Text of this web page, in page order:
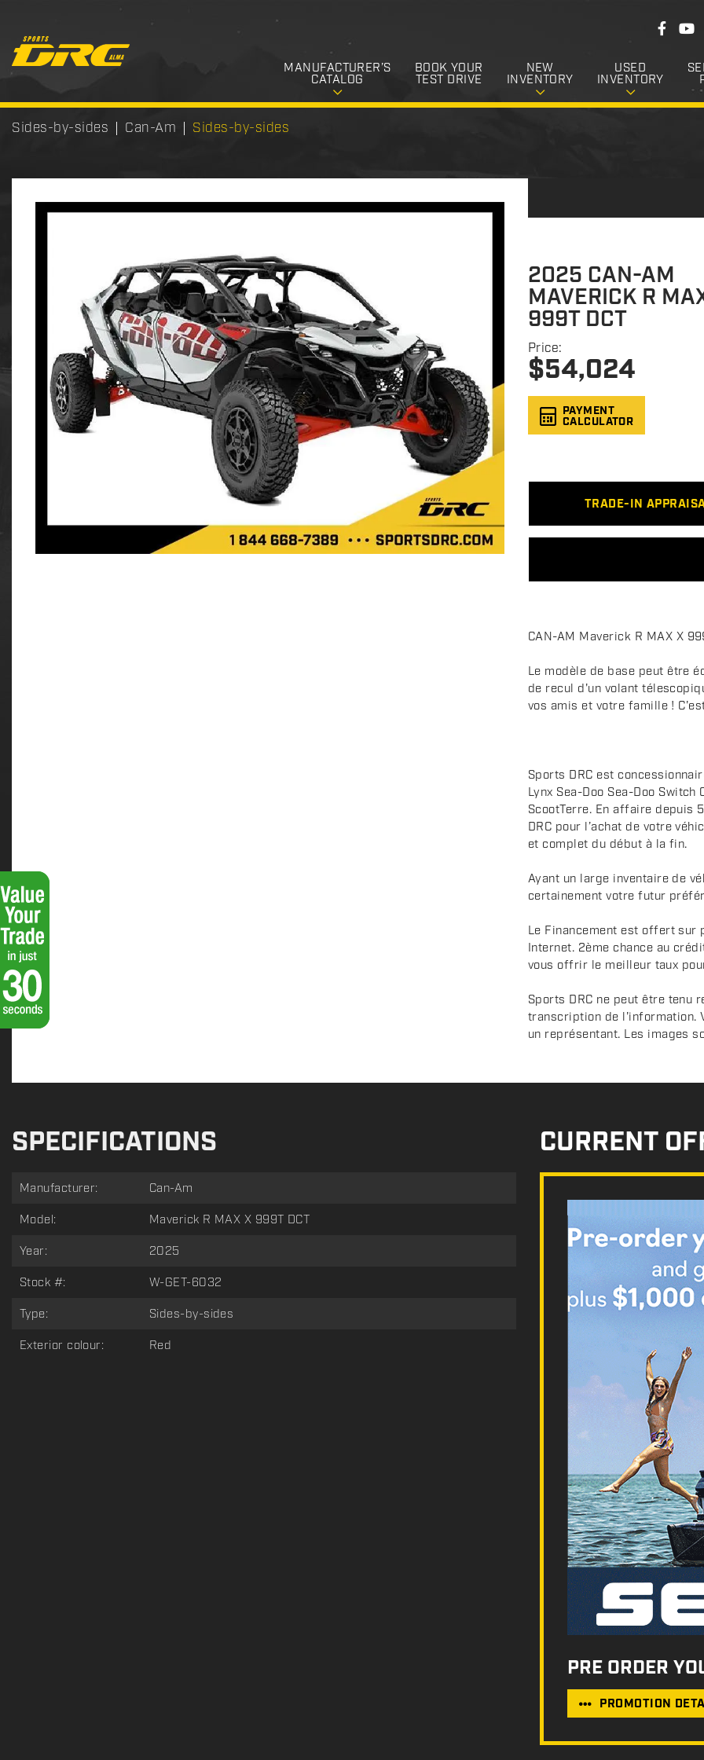
MANUFACTURER’S
CATALOG
BOOK YOUR
TEST DRIVE
NEW
INVENTORY
USED
INVENTORY
F
l
o
w
F
b
o
k
Y
Sides-by-sides Can-Am Sides-by-sides
2025 CAN-AM
MAVERICK R
999T DCT
Price:
$54,024
PAYMENT
CALCULATOR
TRADE-IN
D
s
c
r
t
i
o
n
CAN-AM Maverick R MAX X
Le modèle de base peut être
de recul d'un volant
vos amis et votre famille !
Sports DRC est
Lynx Sea-Doo Sea-Doo
ScootTerre. En affaire depuis
DRC pour l’achat de votre
et complet du début à la fin.
Ayant un large inventaire de
certainement votre futur
Le Financement est offert sur
Internet. 2ème chance au
vous offrir le meilleur taux
Sports DRC ne peut être tenu
transcription de l'information.
un représentant. Les images
SPECIFICATIONS
Manufacturer:
Can-Am
Model:
Maverick R MAX X 999T DCT
Year:
2025
Stock #:
W-GET-6032
Type:
Sides-by-sides
Exterior colour:
Red
CURRENT
PRE ORDER
PROMOTION